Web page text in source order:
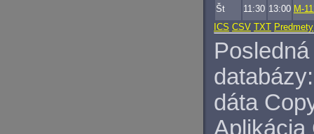
Št 11:30 13:00 M-
ICS CSV TXT Predmety
databázy:
dáta
Aplikácia